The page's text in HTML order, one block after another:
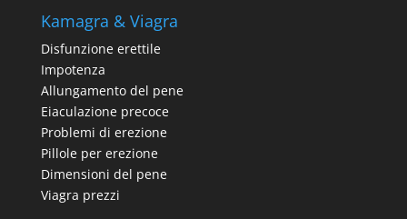
Kamagra & Viagra
Disfunzione erettile
Impotenza
Allungamento del pene
Eiaculazione precoce
Problemi di erezione
Pillole per erezione
Dimensioni del pene
Viagra prezzi